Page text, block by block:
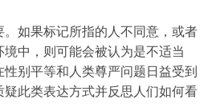
。如果标记所指的人不同意，或者
中，则可能会被认为是不适当
别平等和人类尊严问题日益受到
此类表达方式并反思人们如何看